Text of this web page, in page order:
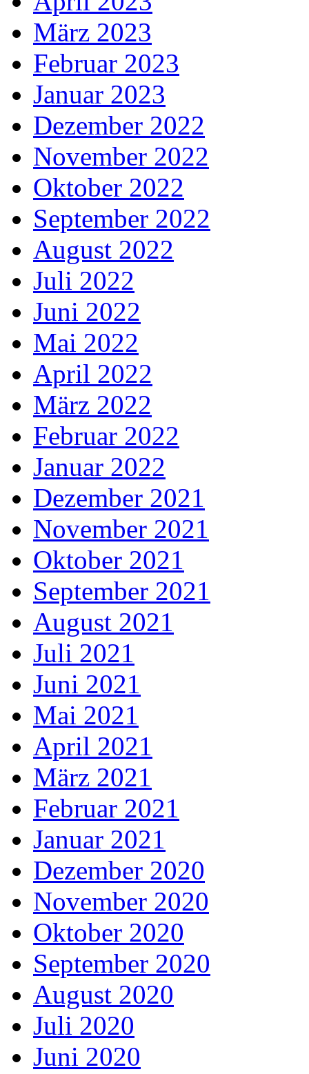
März 2023
Februar 2023
Januar 2023
Dezember 2022
November 2022
Oktober 2022
September 2022
August 2022
Juli 2022
Juni 2022
Mai 2022
April 2022
März 2022
Februar 2022
Januar 2022
Dezember 2021
November 2021
Oktober 2021
September 2021
August 2021
Juli 2021
Juni 2021
Mai 2021
April 2021
März 2021
Februar 2021
Januar 2021
Dezember 2020
November 2020
Oktober 2020
September 2020
August 2020
Juli 2020
Juni 2020